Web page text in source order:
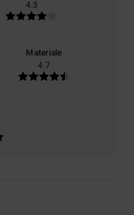
4.3
Materiale
4.7